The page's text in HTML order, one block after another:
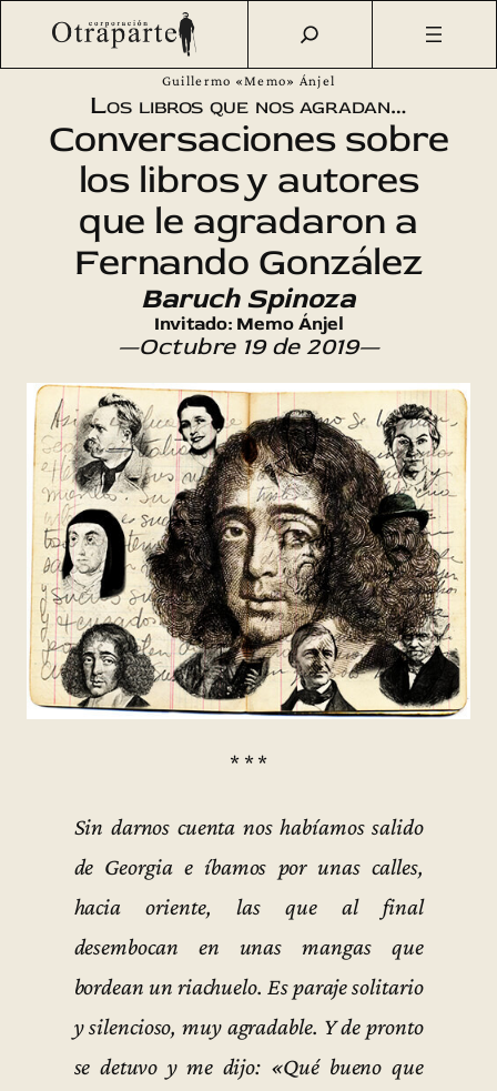
Saltar
Otraparte.org/Agenda Cultural Talleres
Los libros que
nos agradan… en Otraparte – «Baruch Spinoza» – Por José
Guillermo «Memo» Ánjel
Los libros que nos agradan…
Conversaciones sobre
los libros y autores
que le agradaron a
Fernando González
Baruch Spinoza
Invitado: Memo Ánjel
—Octubre 19 de 2019—
* * *
Sin darnos cuenta nos habíamos salido
de Georgia e íbamos por unas calles,
hacia oriente, las que al final
desembocan en unas mangas que
bordean un riachuelo. Es paraje solitario
y silencioso, muy agradable. Y de pronto
se detuvo y me dijo: «Qué bueno que